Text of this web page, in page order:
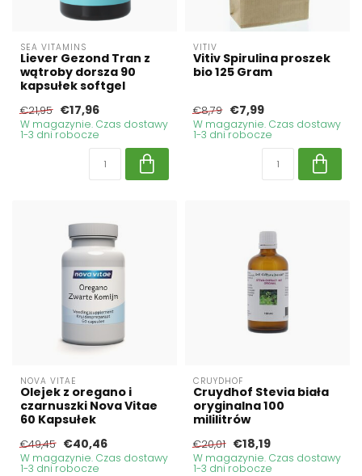
SEA VITAMINS
Liever Gezond Tran z
wątroby dorsza 90
kapsułek softgel
€21,95 €17,96
W magazynie. Czas dostawy
1-3 dni robocze
VITIV
Vitiv Spirulina proszek
bio 125 Gram
€8,79 €7,99
W magazynie. Czas dostawy
1-3 dni robocze
NOVA VITAE
Olejek z oregano i
czarnuszki Nova Vitae
60 Kapsułek
€49,45 €40,46
W magazynie. Czas dostawy
1-3 dni robocze
CRUYDHOF
Cruydhof Stevia biała
oryginalna 100
mililitrów
€20,01 €18,19
W magazynie. Czas dostawy
1-3 dni robocze